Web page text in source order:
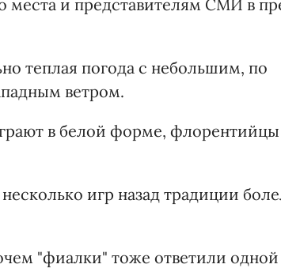
места и представителям СМИ в
теплая погода с небольшим, по
ветром.
в белой форме, флорентийцы
игр назад традиции
"фиалки" тоже ответили одной